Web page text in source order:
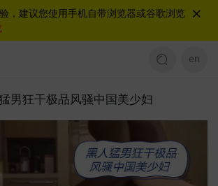
，建议您使用手机自带浏览器或谷歌浏览
en
男狂干极品风骚中国美少妇